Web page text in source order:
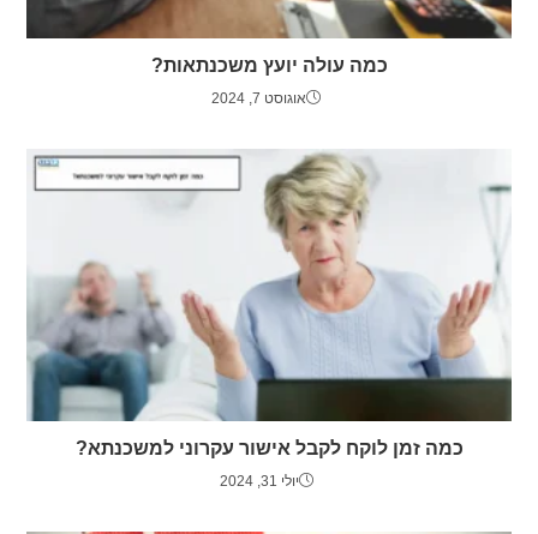
כמה עולה יועץ משכנתאות?
אוגוסט 7, 2024
כמה זמן לוקח לקבל אישור עקרוני למשכנתא?
יולי 31, 2024